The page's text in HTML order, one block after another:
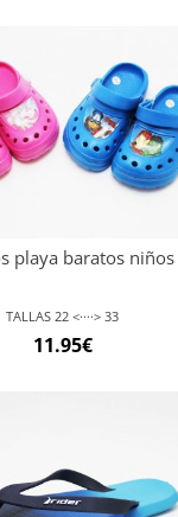
playa baratos niños
TALLAS 22 <····> 33
11.95€